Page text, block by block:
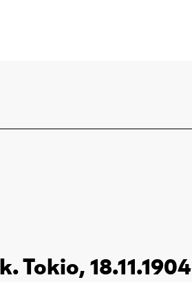
Tokio, 18.11.1904